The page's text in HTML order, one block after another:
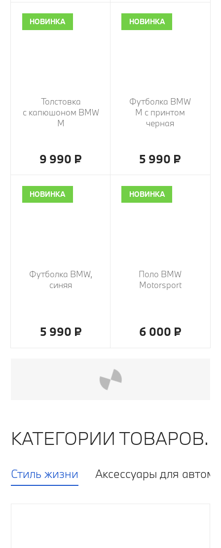
НОВИНКА
Толстовка
с капюшоном BMW
M
9 990 ₽
НОВИНКА
Футболка BMW
M с принтом
черная
5 990 ₽
НОВИНКА
Футболка BMW,
синяя
5 990 ₽
НОВИНКА
Поло BMW
Motorsport
6 000 ₽
КАТЕГОРИИ ТОВАРОВ.
Стиль жизни Аксессуары для